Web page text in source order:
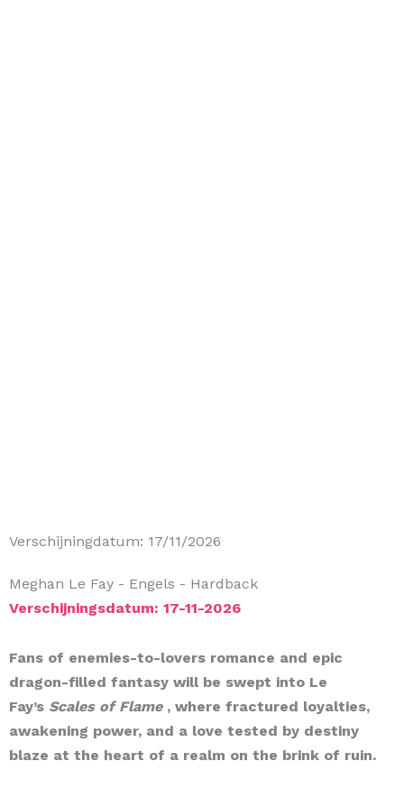
Verschijningdatum: 17/11/2026
Meghan Le Fay - Engels - Hardback
Verschijningsdatum: 17-11-2026
Fans of enemies-to-lovers romance and epic
dragon-filled fantasy will be swept into Le
Fay’s Scales of Flame , where fractured loyalties,
awakening power, and a love tested by destiny
blaze at the heart of a realm on the brink of ruin.